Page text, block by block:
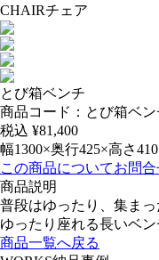
CHAIRチェア
とび箱ベンチ
商品コード：とび箱ベン
税込 ¥81,400
幅1300×奥行425×高さ
この商品についてお問合
商品説明
普段はゆったり、集ま
ゆったり座れる長いベン
商品一覧へ戻る